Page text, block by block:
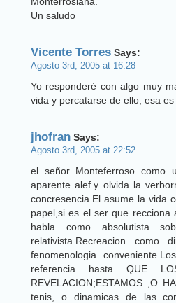
Un saludo
Vicente Torres Says:
Agosto 3rd, 2005 at 16:28
Yo responderé con algo muy
vida y percatarse de ello, esa
jhofran Says:
Agosto 3rd, 2005 at 22:52
el señor Monteferroso como
aparente alef.y olvida la
concresencia.El asume la vida
papel,si es el ser que recciona
habla como absolutista
relativista.Recreacion
fenomenologia
referencia hasta QUE
REVELACION;ESTAMOS ,O
tenis, o dinamicas de las